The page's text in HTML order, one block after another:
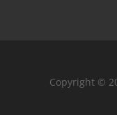
Copyright ©